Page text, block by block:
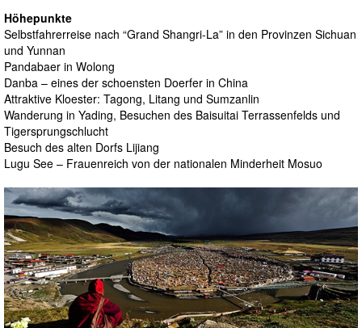
Höhepunkte
Selbstfahrerreise nach “Grand Shangri-La” in den Provinzen Sichuan
und Yunnan
Pandabaer in Wolong
Danba – eines der schoensten Doerfer in China
Attraktive Kloester: Tagong, Litang und Sumzanlin
Wanderung in Yading, Besuchen des Baisuitai Terrassenfelds und
Tigersprungschlucht
Besuch des alten Dorfs Lijiang
Lugu See – Frauenreich von der nationalen Minderheit Mosuo